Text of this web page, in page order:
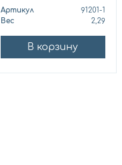
Артикул
91201-1
Вес
2,29
В корзину